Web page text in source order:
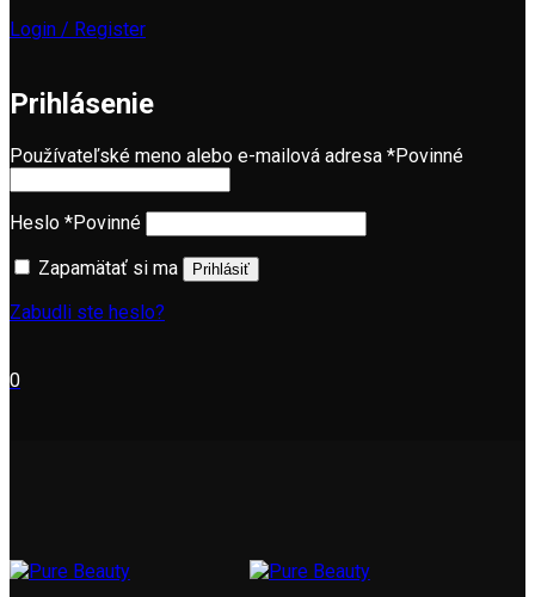
Login / Register
Prihlásenie
Používateľské meno alebo e-mailová adresa *Povinné
Heslo *Povinné
Zapamätať si ma
Prihlásiť
Zabudli ste heslo?
0